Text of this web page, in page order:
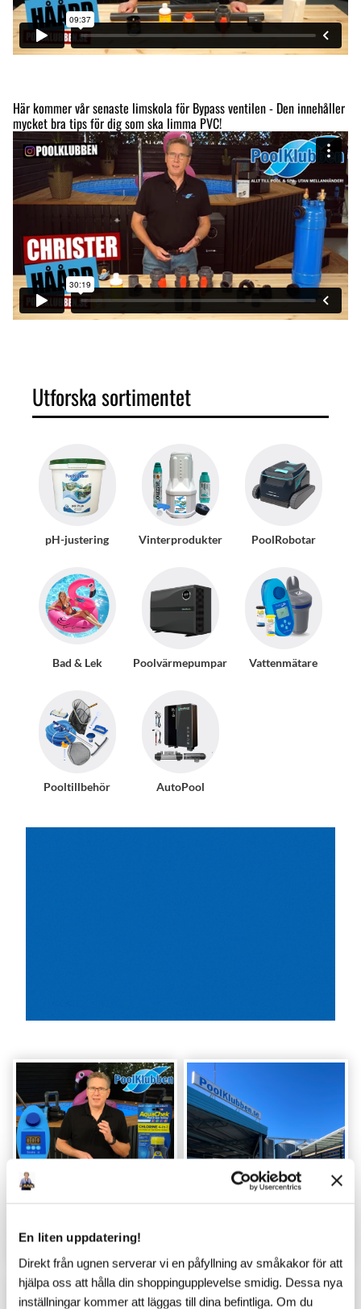
En liten uppdatering!
Direkt från ugnen serverar vi en påfyllning av småkakor för att
hjälpa oss att hålla din shoppingupplevelse smidig. Dessa nya
inställningar kommer att läggas till dina befintliga. Om du
Här kommer vår senaste limskola för Bypass ventilen - Den innehåller
mycket bra tips för dig som ska limma PVC!
Utforska sortimentet
pH-justering Vinterprodukter PoolRobotar
Bad & Lek Poolvärmepumpar Vattenmätare
Pooltillbehör AutoPool
GUIDER